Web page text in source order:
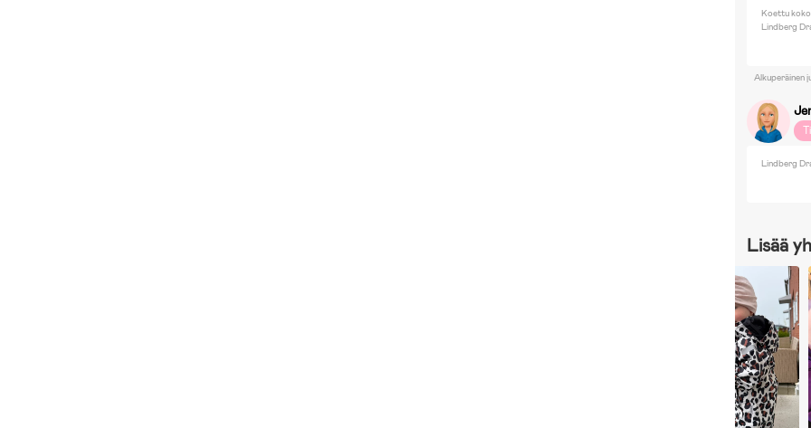
Koettu
Lindberg
Alkuperäinen
Lindberg
Lisää